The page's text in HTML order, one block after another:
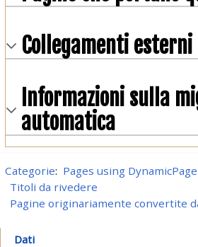
Collegamenti esterni
Informazioni sulla
automatica
Categorie: Pages using
Titoli da rivedere
Pagine originariamente convertite
Dati